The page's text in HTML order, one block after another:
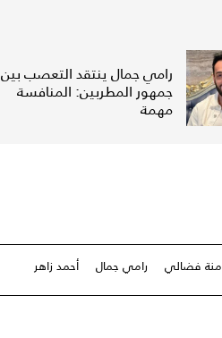
رامي جمال ينتقد التعصب بين
جمهور المطربين: المنافسة
مهمة
منة فضالي رامي جمال أحمد زاهر